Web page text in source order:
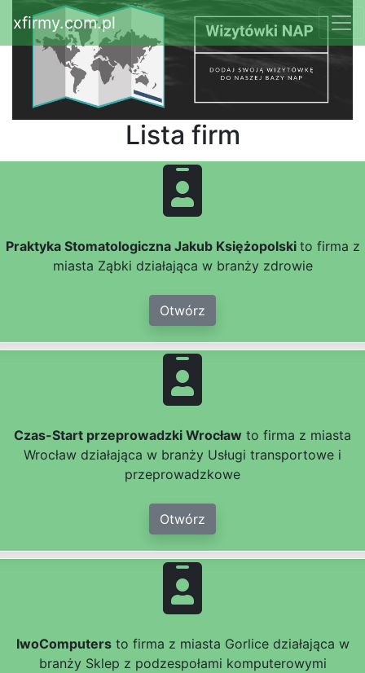
xfirmy.com.pl
Lista firm
Praktyka Stomatologiczna Jakub Księżopolski to firma z
miasta Ząbki działająca w branży zdrowie
Otwórz
Czas-Start przeprowadzki Wrocław to firma z miasta
Wrocław działająca w branży Usługi transportowe i
przeprowadzkowe
Otwórz
IwoComputersto firma z miasta Gorlice działająca w
branży Sklep z podzespołami komputerowymi